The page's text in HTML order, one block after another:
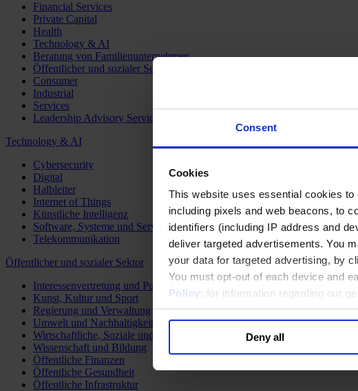
Consent
Cookies
This website uses essential cookies
including pixels and web beacons, to
identifiers (including IP address and
deliver targeted advertisements. You
your data for targeted advertising, by
You must opt-out of each device and
Policy; for information regarding our
Deny all
Financial Services
Private Capital
Health
Technology & AI
Beratung von Familienunternehmen
Öffentlicher und sozialer Sektor
Consumer
Industrial
Services
Leadership Advisory Services
Technology & AI
Cybersecurity
Digital
Halbleiter
Internet of Things
Künstliche Intelligenz
Software, Systeme und Services
Telekommunikation
Öffentlicher und sozialer Sektor
Interessenvertretung und Public Affairs
Kunst, Kultur und Sport
Regierung und Verwaltung
Umwelt und Nachhaltigkeit
Wirtschaftliche, Soziale und Humanitäre Entwicklung
Wissenschaft und Bildung
Öffentliche Finanzen
Öffentliche Gesundheit
Öffentliche Infrastruktur